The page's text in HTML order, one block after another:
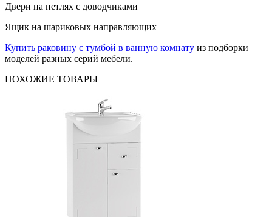
Двери на петлях с доводчиками
Ящик на шариковых направляющих
Купить раковину с тумбой в ванную комнату из подборки
моделей разных серий мебели.
ПОХОЖИЕ ТОВАРЫ